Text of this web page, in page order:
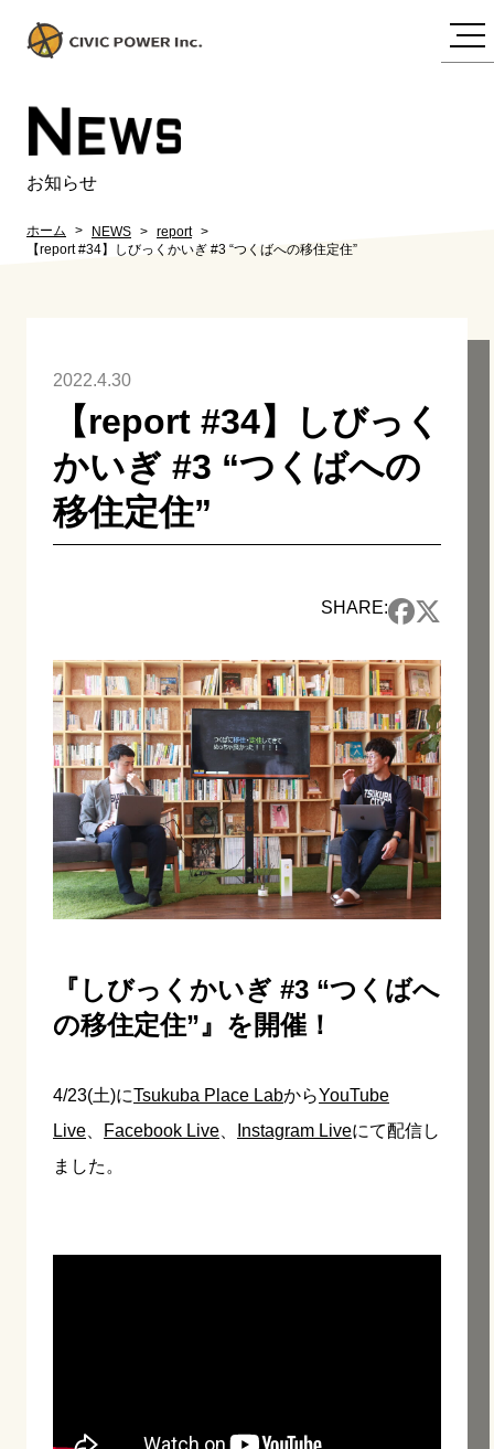
NEWS
お知らせ
ホーム NEWS
report
【report #34】しびっくかいぎ #3 “つくばへの移住定住”
2022.4.30
【report #34】しびっく
かいぎ #3 “つくばへの
移住定住”
SHARE:
『しびっくかいぎ #3 “つくばへ
の移住定住”』を開催！
4/23(土)にTsukuba Place LabからYouTube
Live
Facebook Live Instagram Liveにて配信し
ました。